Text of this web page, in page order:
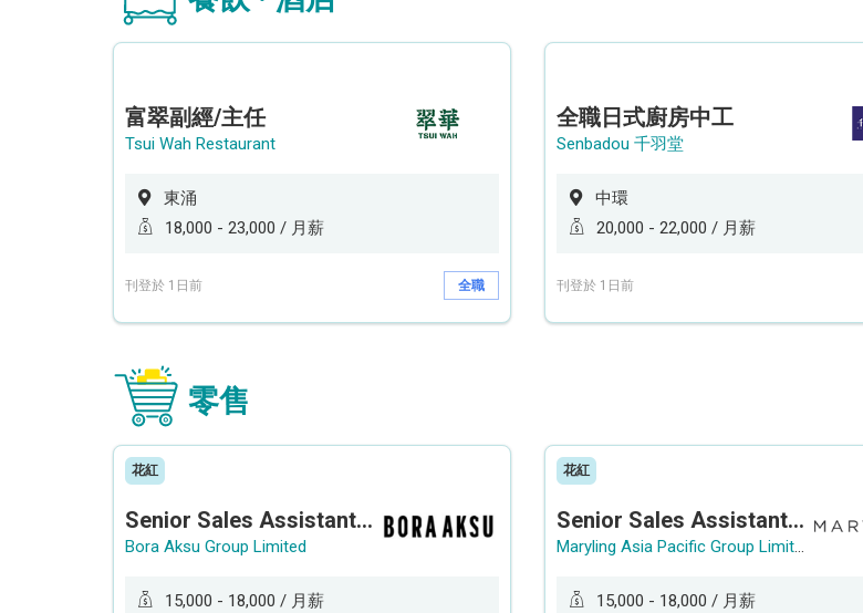
富翠副經/主任
Tsui Wah Restaurant
東涌
18,000 - 23,000 / 月薪
刊登於 1日前 全職
全職日式廚房中工
Senbadou 千羽堂
中環
20,000 - 22,000 / 月薪
刊登於 1日前
零售
花紅
Senior Sales Assistant 資深銷售員 / Sales Assistant 銷售員
Bora Aksu Group Limited
15,000 - 18,000 / 月薪
花紅
Senior Sales Assistant 資深銷售員 / Sales Assistant 銷售員
Maryling Asia Pacific Group Limited
15,000 - 18,000 / 月薪